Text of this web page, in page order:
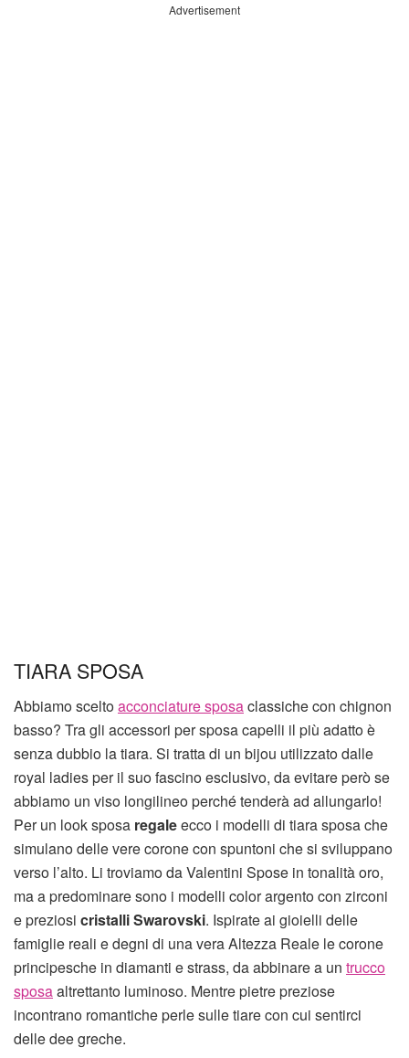
Advertisement
TIARA SPOSA
Abbiamo sceltoacconciature sposaclassiche con chignon
basso? Tra gli accessori per sposa capelli il più adatto è
senza dubbio la tiara. Si tratta di un bijou utilizzato dalle
royal ladies per il suo fascino esclusivo, da evitare però se
abbiamo un viso longilineo perché tenderà ad allungarlo!
Per un look sposa regaleecco i modelli di tiara sposa che
simulano delle vere corone con spuntoni che si sviluppano
verso l’alto. Li troviamo da Valentini Spose in tonalità oro,
ma a predominare sono i modelli color argento con zirconi
e preziosi cristalli Swarovski. Ispirate ai gioielli delle
famiglie reali e degni di una vera Altezza Reale le corone
principesche in diamanti e strass, da abbinare a un trucco
sposaaltrettanto luminoso. Mentre pietre preziose
incontrano romantiche perle sulle tiare con cui sentirci
delle dee greche.